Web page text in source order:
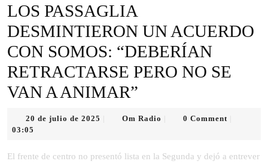
LOS PASSAGLIA
DESMINTIERON UN ACUERDO
CON SOMOS: “DEBERÍAN
RETRACTARSE PERO NO SE
VAN A ANIMAR”
20 de julio de 2025 Om Radio 0 Comment
03:05
El frente de centro no presentó lista en la Segunda y dejó a entrever